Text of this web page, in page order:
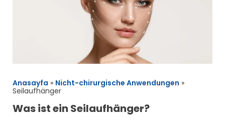
Anasayfa » Nicht-chirurgische Anwendungen »
Seilaufhänger
Was ist ein Seilaufhänger?